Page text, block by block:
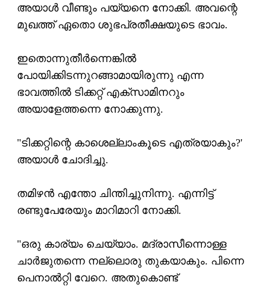
അയാള്‍ വീണ്ടും പയ്യനെ നോക്കി. അവന്റെ
മുഖത്ത് ഏതൊ ശുഭപ്രതീക്ഷയുടെ ഭാവം.
ഇതൊന്നുതീര്‍ന്നെങ്കില്‍
പോയിക്കിടന്നുറങ്ങാമായിരുന്നു എന്ന
ഭാവത്തില്‍ ടിക്കറ്റ് എക്‌സാമിനറും
അയാളേത്തന്നെ നോക്കുന്നു.
"ടിക്കറ്റിന്റെ കാശെല്ലാംകൂടെ എത്രയാകും?'
അയാള്‍ ചോദിച്ചു.
തമിഴന്‍ എന്തോ ചിന്തിച്ചുനിന്നു. എന്നിട്ട്
രണ്ടുപേരേയും മാറിമാറി നോക്കി.
"ഒരു കാര്യം ചെയ്യാം. മദ്രാസീന്നൊള്ള
ചാര്‍ജുതന്നെ നല്ലൊരു തുകയാകും. പിന്നെ
പെനാല്‍റ്റി വേറെ. അതുകൊണ്ട്